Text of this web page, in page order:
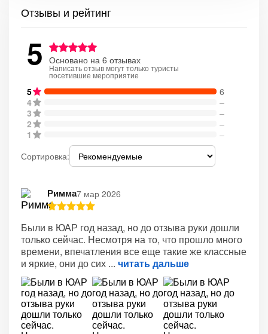
Отзывы и рейтинг
5 Основано на 6 отзывах
Написать отзыв могут только туристы
посетившие мероприятие
5
6
4
–
3
–
2
–
1
–
Сортировка:
Римма7 мар 2026
Были в ЮАР год назад, но до отзыва руки дошли
только сейчас. Несмотря на то, что прошло много
времени, впечатления все еще такие же классные
и яркие, они до сих
читать дальше